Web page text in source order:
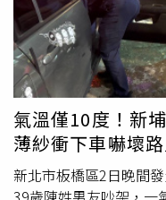
心其安危，才會透過蘋
最後導航顯示位置在女
抵達現場後，因敲門無
查看，沒想到打開衣櫃
萬分。目前農普魯警方
物。為求慎重，死者遺
究所進行詳細驗屍，警
案正持續調查中，以釐
因。◎勇敢求救並非弱
氣溫僅10度！新
薄紗衝下車嚇壞路
新北市板橋區2日晚間